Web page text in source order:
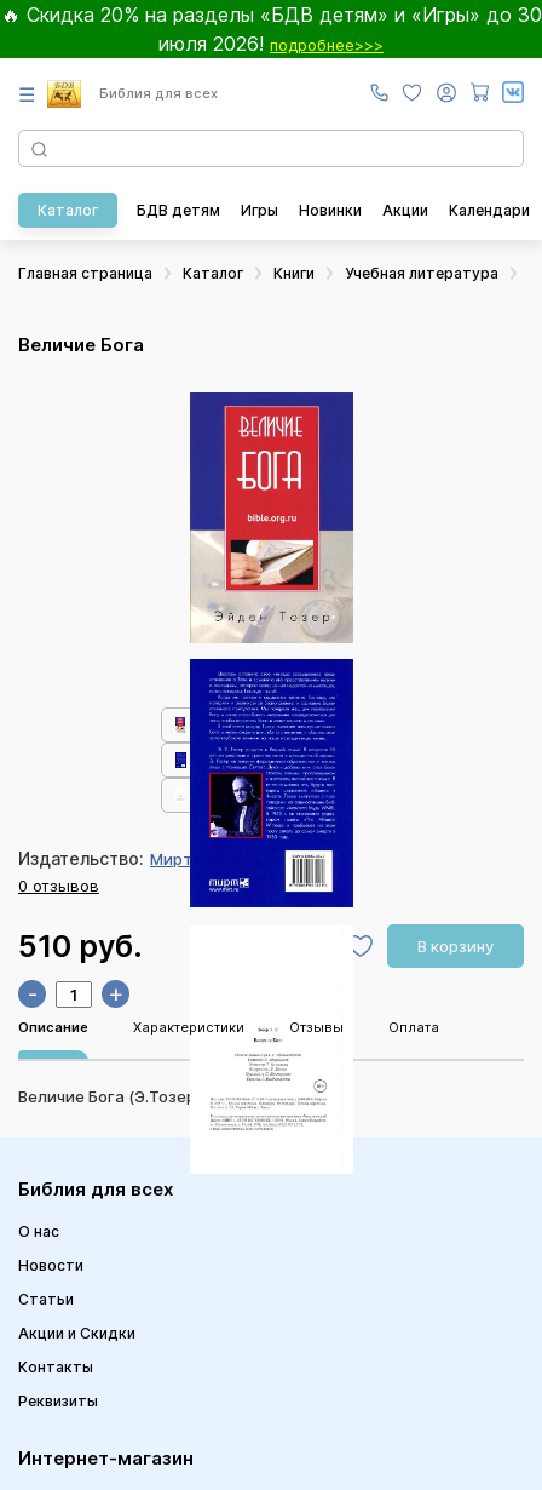
🔥 Скидка 20% на разделы «БДВ детям» и «Игры» до 30
июля 2026! подробнее>>>
☰ Библия для всех
Каталог БДВ детям Игры Новинки Акции Календари
Главная страница Каталог Книги Учебная литература
Величие Бога
Издательство: Мирт
0 отзывов
510 руб. В корзину
- +
Описание Характеристики Отзывы Оплата
Величие Бога (Э.Тозер, изд."Мирт")
Библия для всех
О нас
Новости
Статьи
Акции и Скидки
Контакты
Реквизиты
Интернет-магазин